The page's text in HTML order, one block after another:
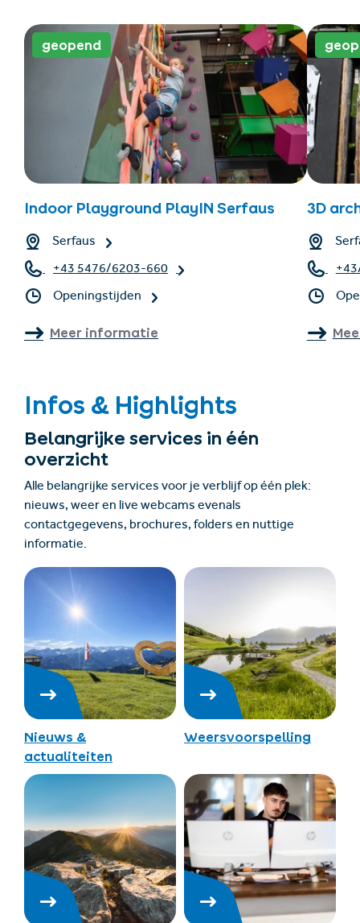
geopend
Indoor Playground PlayIN Serfaus
Serfaus
+43 5476/6203-660
Openingstijden
Meer informatie
3D
Infos & Highlights
Belangrijke services in één
overzicht
Alle belangrijke services voor je verblijf op één plek:
nieuws, weer en live webcams evenals
contactgegevens, brochures, folders en nuttige
informatie.
Nieuws &
actualiteiten
Weersvoorspelling